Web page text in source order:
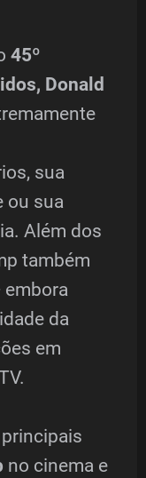
45º
Donald
sua
ou sua
Além dos
também
embora
da
em
no cinema e